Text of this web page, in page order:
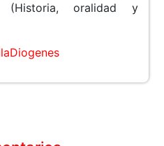
oralidad y